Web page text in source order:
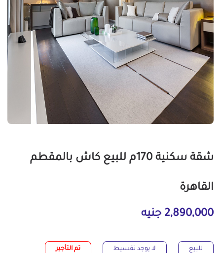
شقة سكنية 170م للبيع كاش بالمقطم
القاهرة
2,890,000 جنيه
للبيع لا يوجد تقسيط تم التأجير